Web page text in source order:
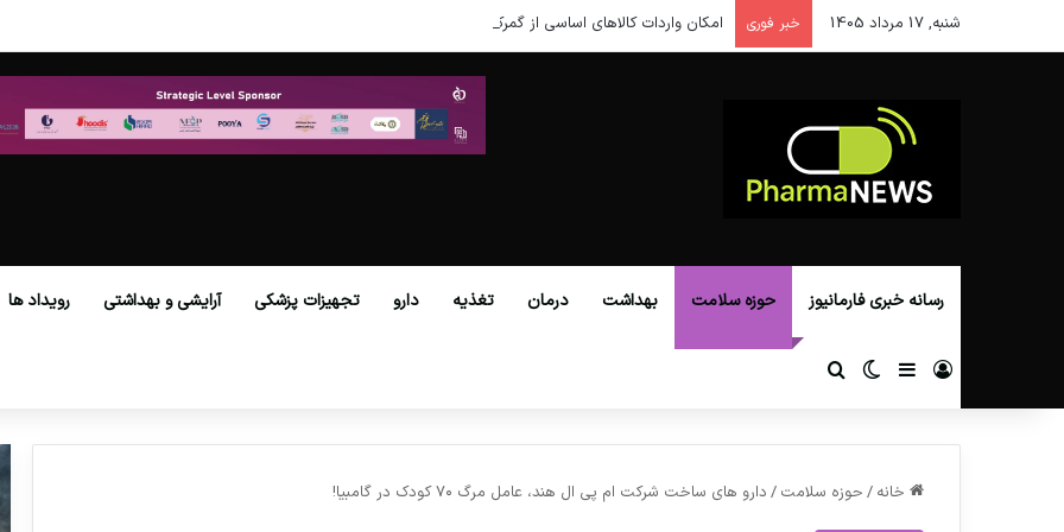
شنبه, 17 مرداد 1405 خبر فوری امکان واردات کالاهای اساسی از گمرکات همه استان‌ها فراهم شد.
رسانه خبری فارمانیوز حوزه سلامت بهداشت درمان تغذیه دارو تجهیزات پزشکی آرایشی و بهداشتی رویداد ها
ورود سایدبارتغییر پوسته
خانه / حوزه سلامت / دارو های ساخت شرکت ام پی ال هند، عامل مرگ ۷۰ کودک در گامبیا!